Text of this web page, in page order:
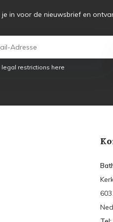
je in voor de nieuwsbrief en
legal restrictions here